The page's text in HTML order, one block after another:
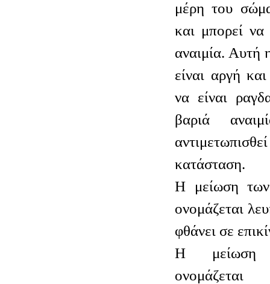
μέρη του
και μπορεί να
αναιμία. Αυτή
είναι αργή
να είναι
βαριά
κατάσταση.
Η μείωση των
ονομάζεται
φθάνει σε
Η μείωση
ονομάζεται